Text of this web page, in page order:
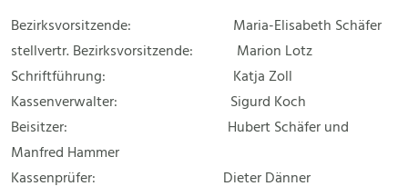
Bezirksvorsitzende: Maria-Elisabeth Schäfer
stellvertr. Bezirksvorsitzende: Marion Lotz
Schriftführung: Katja Zoll
Kassenverwalter: Sigurd Koch
Beisitzer: Hubert Schäfer und
Manfred Hammer
Kassenprüfer: Dieter Dänner